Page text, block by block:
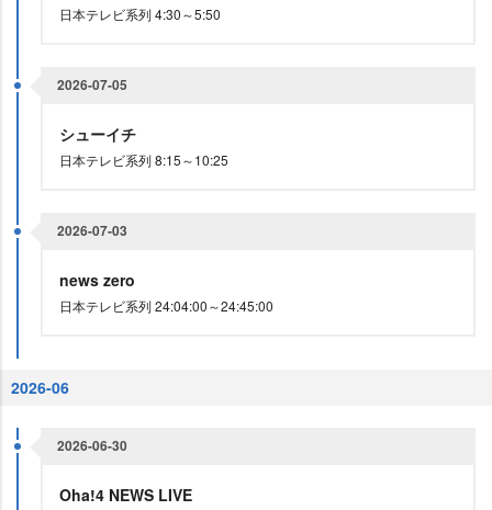
日本テレビ系列 4:30～5:50
2026-07-05
シューイチ
日本テレビ系列 8:15～10:25
2026-07-03
news zero
日本テレビ系列 24:04:00～24:45:00
2026-06
2026-06-30
Oha!4 NEWS LIVE